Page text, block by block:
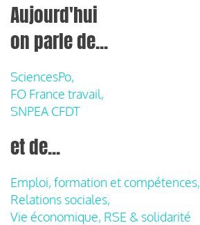
Aujourd'hui
on parle de...
SciencesPo,
FO France travail,
SNPEA CFDT
et de...
Emploi, formation et compétences,
Relations sociales,
Vie économique, RSE & solidarité